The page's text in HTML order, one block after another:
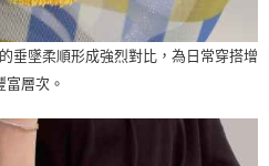
垂墜柔順形成強烈對比，為日常穿搭增
富層次。